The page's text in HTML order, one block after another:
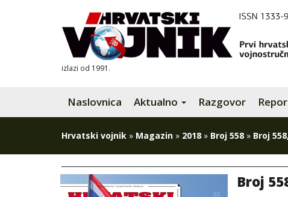
izlazi od 1991.
Naslovnica Aktualno Razgovor
Hrvatski vojnik » Magazin » 2018 » Broj 558 » Broj
Broj